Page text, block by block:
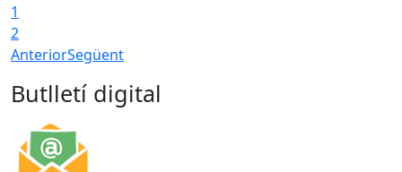
1
2
AnteriorSegüent
Butlletí digital